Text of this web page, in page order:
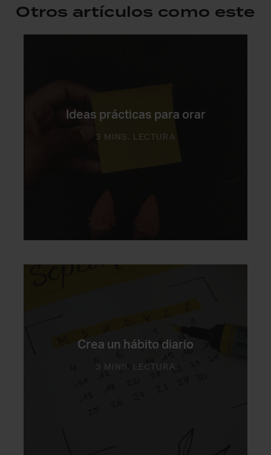
Otros artículos como este
Ideas prácticas para orar
3 MINS. LECTURA
Crea un hábito diario
3 MINS. LECTURA